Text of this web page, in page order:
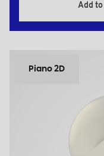
Add
Piano 2D